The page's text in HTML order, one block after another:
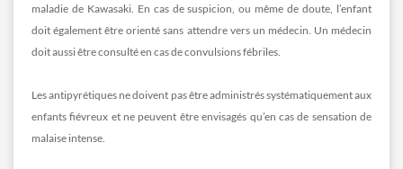
maladie de Kawasaki. En cas de suspicion, ou même de doute, l’enfant
doit également être orienté sans attendre vers un médecin. Un médecin
doit aussi être consulté en cas de convulsions fébriles.
Les antipyrétiques ne doivent pas être administrés systématiquement aux
enfants fiévreux et ne peuvent être envisagés qu’en cas de sensation de
malaise intense.